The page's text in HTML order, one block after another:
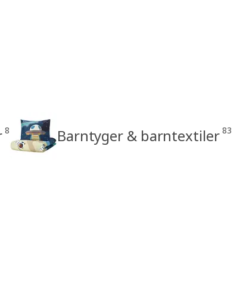
8 Barntyger & barntextiler 83